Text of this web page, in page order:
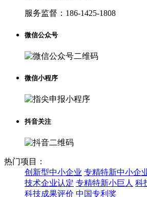
服务监督： 186-1425-1808
微信公众号
微信小程序
抖音关注
热门项目：
创新型中小企业 专精特新中小企
技术企业认定 专精特新小巨人 科
科技成果评价 中国专利奖